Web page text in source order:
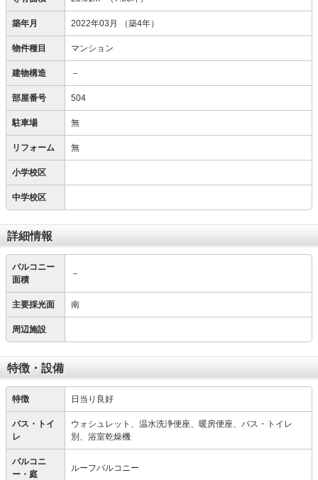
築年月 2022年03月 （築4年）
物件種目 マンション
建物構造 －
部屋番号 504
駐車場 無
リフォーム 無
小学校区
中学校区
詳細情報
バルコニー
面積
－
主要採光面 南
周辺施設
特徴・設備
特徴 日当り良好
バス・トイ
レ
ウォシュレット、温水洗浄便座、暖房便座、バス・トイレ
別、浴室乾燥機
バルコニ
ー・庭
ルーフバルコニー